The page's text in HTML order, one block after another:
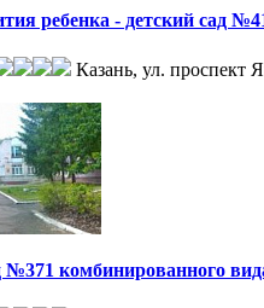
ребенка - детский сад
Казань, ул. проспект
№371 комбинированного